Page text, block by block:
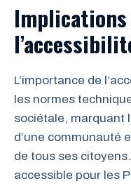
L’importance de
les normes
sociétale, marquant
d’une communauté
de tous ses
accessible pour les